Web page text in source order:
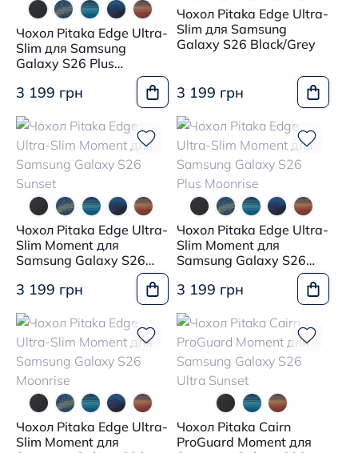
Чохол Pitaka Edge Ultra-
Slim для Samsung
Galaxy S26 Plus
3 199 грн
Чохол Pitaka Edge Ultra-
Slim для Samsung
Galaxy S26 Black/Grey
3 199 грн
Чохол Pitaka Edge Ultra-
Slim Moment для
Samsung Galaxy S26
3 199 грн
Чохол Pitaka Edge Ultra-
Slim Moment для
Samsung Galaxy S26
3 199 грн
Чохол Pitaka Edge Ultra-
Slim Moment для
Чохол Pitaka Cairn
ProGuard Moment для